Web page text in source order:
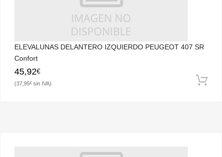
ELEVALUNAS DELANTERO IZQUIERDO PEUGEOT 407 SR
Confort
45,92€
37,95€